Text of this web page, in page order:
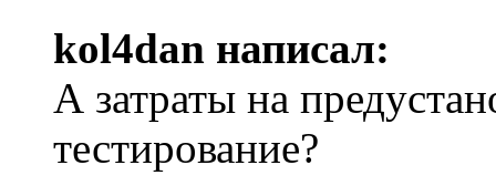
kol4dan написал:
А затраты на
тестирование?